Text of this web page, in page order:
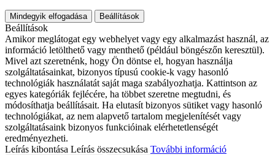
Mindegyik elfogadása Beállítások
Beállítások
Amikor meglátogat egy webhelyet vagy egy alkalmazást használ, az
információ letölthető vagy menthető (például böngészőn keresztül).
Mivel azt szeretnénk, hogy Ön döntse el, hogyan használja
szolgáltatásainkat, bizonyos típusú cookie-k vagy hasonló
technológiák használatát saját maga szabályozhatja. Kattintson az
egyes kategóriák fejlécére, ha többet szeretne megtudni, és
módosíthatja beállításait. Ha elutasít bizonyos sütiket vagy hasonló
technológiákat, az nem alapvető tartalom megjelenítését vagy
szolgáltatásaink bizonyos funkcióinak elérhetetlenségét
eredményezheti.
Leírás kibontása Leírás összecsukása További információ